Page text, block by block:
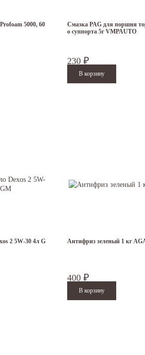
для Дэу Матиз. Представленные товары прошли
(Chevrolet), Хендай (Hyundai), Киа (Kia)
5000, 60
Смазка PAG для поршня
о суппорта 5г VMPAUTO
230 ₽
2 5W-30 4л G
Антифриз зеленый 1 кг
400 ₽